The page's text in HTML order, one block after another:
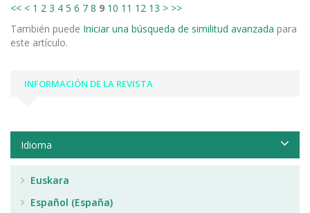
<< < 1 2 3 4 5 6 7 8 9 10 11 12 13 > >>
También puede Iniciar una búsqueda de similitud avanzada para
este artículo.
INFORMACIÓN DE LA REVISTA
Idioma
Euskara
Español (España)